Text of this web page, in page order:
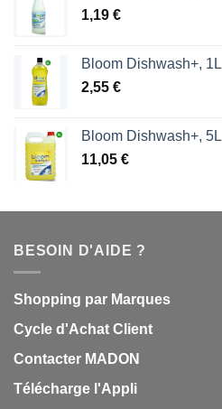
1,19 €
Bloom Dishwash+, 1L
2,55 €
Bloom Dishwash+, 5L
11,05 €
BESOIN D'AIDE ?
Shopping par Marques
Cycle d'Achat Client
Contacter MADON
Télécharge l'Appli